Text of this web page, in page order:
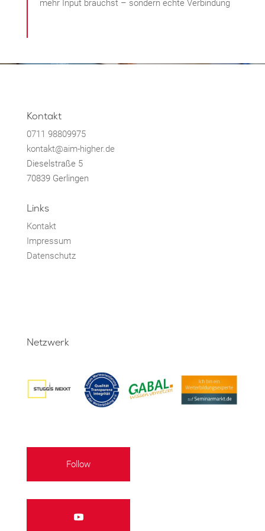
mehr Input brauchst – sondern echte Verbindung
Kontakt
0711 98809975
kontakt@aim-higher.de
Dieselstraße 5
70839 Gerlingen
Links
Kontakt
Impressum
Datenschutz
Netzwerk
Follow